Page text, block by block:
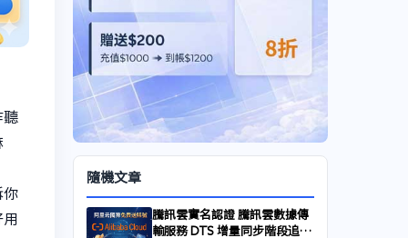
聽
你
隨機文章
騰訊雲實名認證 騰訊雲數據傳
輸服務 DTS 增量同步階段追不